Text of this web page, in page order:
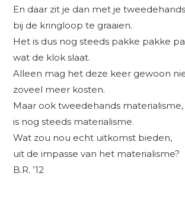
En daar zit je dan met je
bij de kringloop te graaien.
Het is dus nog steeds pakke pakke
wat de klok slaat.
Alleen mag het deze keer gewoon
zoveel meer kosten.
Maar ook tweedehands materialisme,
is nog steeds materialisme.
Wat zou nou echt uitkomst bieden,
uit de impasse van het materialisme?
B.R. ’12